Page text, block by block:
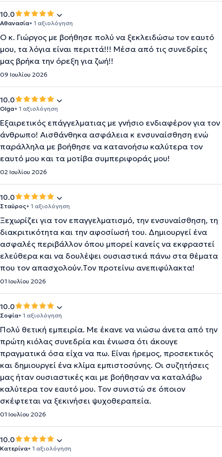
10.0
Αθανασία• 1 αξιολόγηση
Ο κ. Γιώργος με βοήθησε πολύ να ξεκλειδώσω τον εαυτό
μου, τα λόγια είναι περιττά!!! Μέσα από τις συνεδρίες
μας βρήκα την όρεξη για ζωή!!
09 Ιουλίου 2026
10.0
Olga• 1 αξιολόγηση
Εξαιρετικός επάγγελματιας με γνήσιο ενδιαφέρον για τον
άνθρωπο! Αισθάνθηκα ασφάλεια κ ενσυναίσθηση ενώ
παράλληλα με βοήθησε να κατανοήσω καλύτερα τον
εαυτό μου και τα μοτίβα συμπεριφοράς μου!
02 Ιουλίου 2026
10.0
Σταύρος• 1 αξιολόγηση
Ξεχωρίζει για τον επαγγελματισμό, την ενσυναίσθηση, τη
διακριτικότητα και την αφοσίωσή του. Δημιουργεί ένα
ασφαλές περιβάλλον όπου μπορεί κανείς να εκφραστεί
ελεύθερα και να δουλέψει ουσιαστικά πάνω στα θέματα
που τον απασχολούν.Τον προτείνω ανεπιφύλακτα!
01 Ιουλίου 2026
10.0
Σοφία• 1 αξιολόγηση
Πολύ θετική εμπειρία. Με έκανε να νιώσω άνετα από την
πρώτη κιόλας συνεδρία και ένιωσα ότι άκουγε
πραγματικά όσα είχα να πω. Είναι ήρεμος, προσεκτικός
και δημιουργεί ένα κλίμα εμπιστοσύνης. Οι συζητήσεις
μας ήταν ουσιαστικές και με βοήθησαν να καταλάβω
καλύτερα τον εαυτό μου. Τον συνιστώ σε όποιον
σκέφτεται να ξεκινήσει ψυχοθεραπεία.
01 Ιουλίου 2026
10.0
Κατερίνα• 1 αξιολόγηση